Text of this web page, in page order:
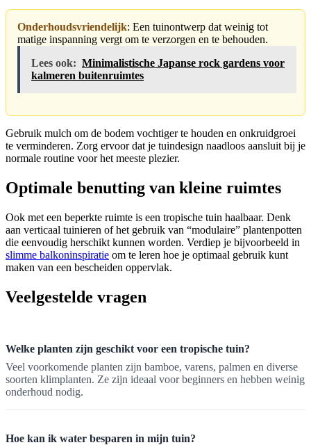
Onderhoudsvriendelijk: Een tuinontwerp dat weinig tot
matige inspanning vergt om te verzorgen en te behouden.
Lees ook: Minimalistische Japanse rock gardens voor
kalmeren buitenruimtes
Gebruik mulch om de bodem vochtiger te houden en onkruidgroei
te verminderen. Zorg ervoor dat je tuindesign naadloos aansluit bij je
normale routine voor het meeste plezier.
Optimale benutting van kleine ruimtes
Ook met een beperkte ruimte is een tropische tuin haalbaar. Denk
aan verticaal tuinieren of het gebruik van “modulaire” plantenpotten
die eenvoudig herschikt kunnen worden. Verdiep je bijvoorbeeld in
slimme balkoninspiratie om te leren hoe je optimaal gebruik kunt
maken van een bescheiden oppervlak.
Veelgestelde vragen
Welke planten zijn geschikt voor een tropische tuin?
Veel voorkomende planten zijn bamboe, varens, palmen en diverse
soorten klimplanten. Ze zijn ideaal voor beginners en hebben weinig
onderhoud nodig.
Hoe kan ik water besparen in mijn tuin?